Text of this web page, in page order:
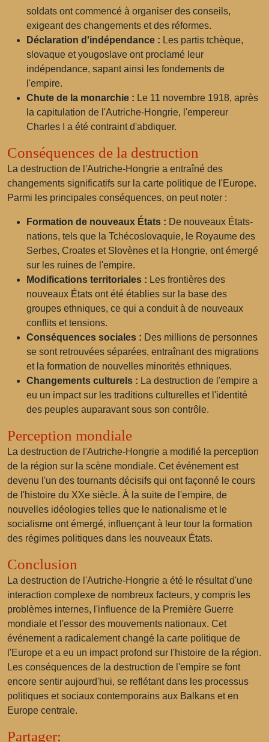
soldats ont commencé à organiser des conseils,
exigeant des changements et des réformes.
Déclaration d'indépendance : Les partis tchèque,
slovaque et yougoslave ont proclamé leur
indépendance, sapant ainsi les fondements de
l'empire.
Chute de la monarchie : Le 11 novembre 1918, après
la capitulation de l'Autriche-Hongrie, l'empereur
Charles I a été contraint d'abdiquer.
Conséquences de la destruction
La destruction de l'Autriche-Hongrie a entraîné des
changements significatifs sur la carte politique de l'Europe.
Parmi les principales conséquences, on peut noter :
Formation de nouveaux États : De nouveaux États-
nations, tels que la Tchécoslovaquie, le Royaume des
Serbes, Croates et Slovènes et la Hongrie, ont émergé
sur les ruines de l'empire.
Modifications territoriales : Les frontières des
nouveaux États ont été établies sur la base des
groupes ethniques, ce qui a conduit à de nouveaux
conflits et tensions.
Conséquences sociales : Des millions de personnes
se sont retrouvées séparées, entraînant des migrations
et la formation de nouvelles minorités ethniques.
Changements culturels : La destruction de l'empire a
eu un impact sur les traditions culturelles et l'identité
des peuples auparavant sous son contrôle.
Perception mondiale
La destruction de l'Autriche-Hongrie a modifié la perception
de la région sur la scène mondiale. Cet événement est
devenu l'un des tournants décisifs qui ont façonné le cours
de l'histoire du XXe siècle. À la suite de l'empire, de
nouvelles idéologies telles que le nationalisme et le
socialisme ont émergé, influençant à leur tour la formation
des régimes politiques dans les nouveaux États.
Conclusion
La destruction de l'Autriche-Hongrie a été le résultat d'une
interaction complexe de nombreux facteurs, y compris les
problèmes internes, l'influence de la Première Guerre
mondiale et l'essor des mouvements nationaux. Cet
événement a radicalement changé la carte politique de
l'Europe et a eu un impact profond sur l'histoire de la région.
Les conséquences de la destruction de l'empire se font
encore sentir aujourd'hui, se reflétant dans les processus
politiques et sociaux contemporains aux Balkans et en
Europe centrale.
Partager: